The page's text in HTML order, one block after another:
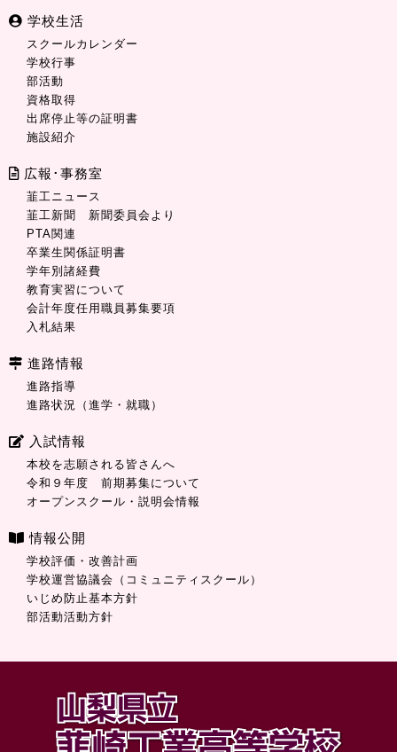
学校生活
スクールカレンダー
学校行事
部活動
資格取得
出席停止等の証明書
施設紹介
広報･事務室
韮工ニュース
韮工新聞 新聞委員会より
PTA関連
卒業生関係証明書
学年別諸経費
教育実習について
会計年度任用職員募集要項
入札結果
進路情報
進路指導
進路状況（進学・就職）
入試情報
本校を志願される皆さんへ
令和９年度 前期募集について
オープンスクール・説明会情報
情報公開
学校評価・改善計画
学校運営協議会（コミュニティスクール）
いじめ防止基本方針
部活動活動方針